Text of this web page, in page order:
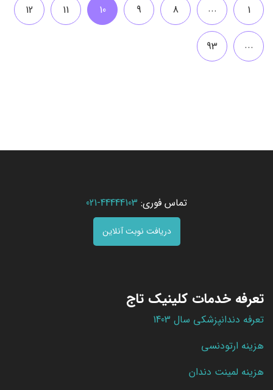
1
...
8
9
10
11
12
...
93
تماس فوری: 44444103-021
دریافت نوبت آنلاین
تعرفه خدمات کلینیک تاج
تعرفه دندانپزشکی سال 1403
هزینه ارتودنسی
هزینه لمینت دندان